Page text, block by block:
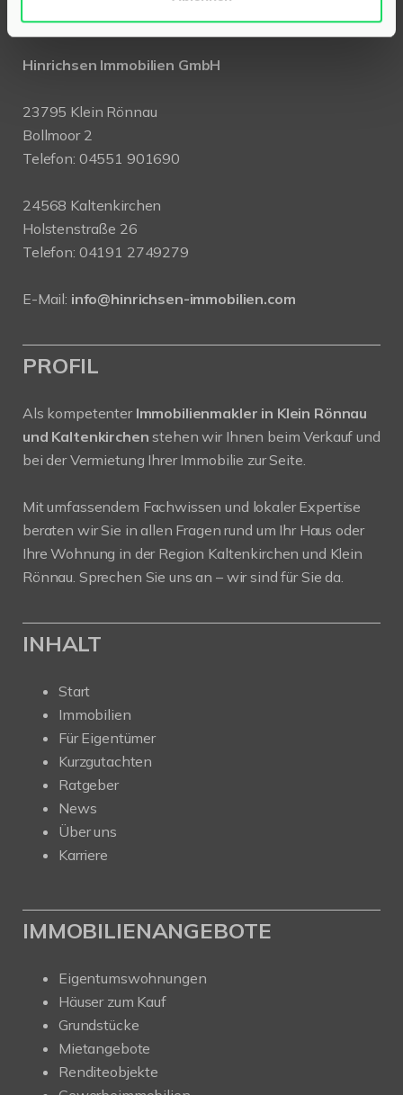
KONTAKT
Hinrichsen Immobilien GmbH
23795 Klein Rönnau
Bollmoor 2
Telefon: 04551 901690
24568 Kaltenkirchen
Holstenstraße 26
Telefon: 04191 2749279
E-Mail: info@hinrichsen-immobilien.com
PROFIL
Als kompetenter Immobilienmakler in Klein Rönnau
und Kaltenkirchenstehen wir Ihnen beim Verkauf und
bei der Vermietung Ihrer Immobilie zur Seite.
Mit umfassendem Fachwissen und lokaler Expertise
beraten wir Sie in allen Fragen rund um Ihr Haus oder
Ihre Wohnung in der Region Kaltenkirchen und Klein
Rönnau. Sprechen Sie uns an – wir sind für Sie da.
INHALT
Start
Immobilien
Für Eigentümer
Kurzgutachten
Ratgeber
News
Über uns
Karriere
IMMOBILIENANGEBOTE
Eigentumswohnungen
Häuser zum Kauf
Grundstücke
Mietangebote
Renditeobjekte